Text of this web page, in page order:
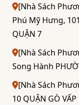
[Nhà Sách
Phú Mỹ Hưng,
QUẬN 7
[Nhà Sách
Song Hành
[Nhà Sách
10 QUẬN GÒ VẤP